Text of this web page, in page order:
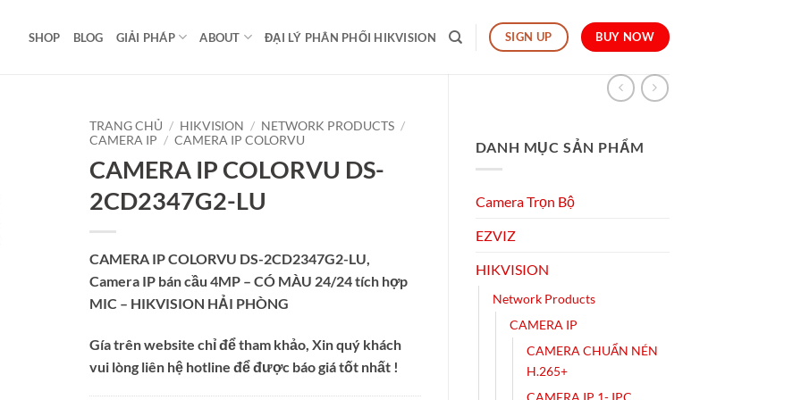
SHOP BLOG GIẢI PHÁP ABOUT ĐẠI LÝ PHÂN PHỐI HIKVISION SIGN UP BUY NOW
DANH MỤC SẢN PHẨM
Camera Trọn Bộ
EZVIZ
HIKVISION
Network Products
CAMERA IP
CAMERA CHUẨN NÉN
H.265+
CAMERA IP 1- IPC
TRANG CHỦ / HIKVISION / NETWORK PRODUCTS /
CAMERA IP / CAMERA IP COLORVU
CAMERA IP COLORVU DS-
2CD2347G2-LU
CAMERA IP COLORVU DS-2CD2347G2-LU,
Camera IP bán cầu 4MP – CÓ MÀU 24/24 tích hợp
MIC – HIKVISION HẢI PHÒNG
Gía trên website chỉ để tham khảo, Xin quý khách
vui lòng liên hệ hotline để được báo giá tốt nhất !